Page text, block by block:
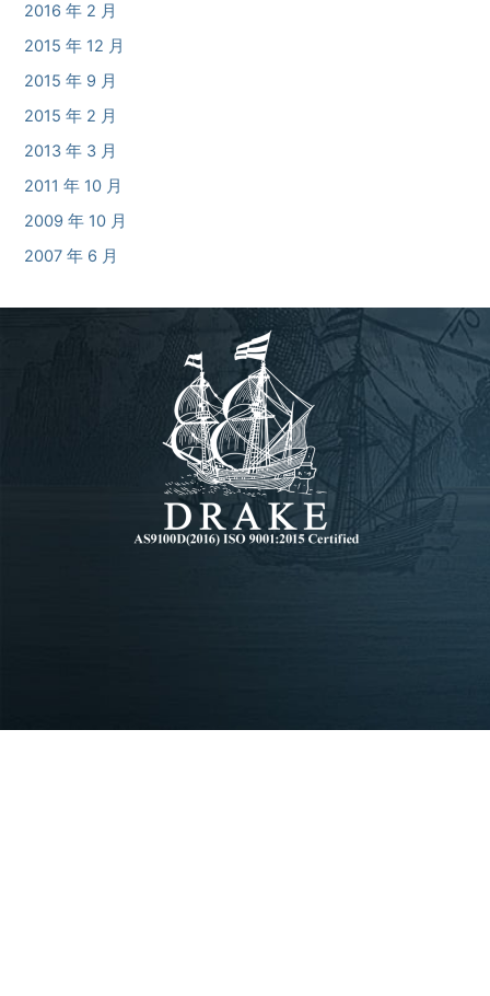
2016 年 2 月
2015 年 12 月
2015 年 9 月
2015 年 2 月
2013 年 3 月
2011 年 10 月
2009 年 10 月
2007 年 6 月